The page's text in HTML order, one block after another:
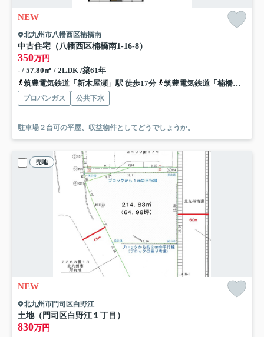
NEW
北九州市八幡西区楠橋南
中古住宅（八幡西区楠橋南1-16-8）
350万円
- / 57.80㎡ / 2LDK /築61年
筑豊電気鉄道「新木屋瀬」駅 徒歩17分
筑豊電気鉄道「楠橋」駅 徒歩16分
プロパンガス 公共下水
駐車場２台可の平屋、収益物件としてどうでしょうか。
売地
NEW
北九州市門司区白野江
土地（門司区白野江１丁目）
830万円